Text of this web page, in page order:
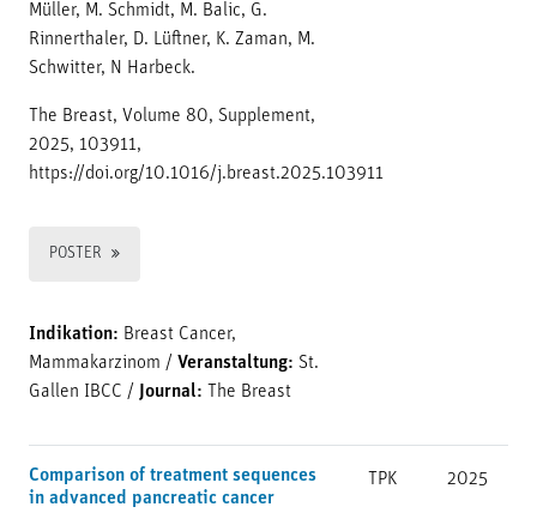
Müller, M. Schmidt, M. Balic, G.
Rinnerthaler, D. Lüftner, K. Zaman, M.
Schwitter, N Harbeck.
The Breast, Volume 80, Supplement,
2025, 103911,
https://doi.org/10.1016/j.breast.2025.103911
POSTER
Indikation: Breast Cancer,
Mammakarzinom / Veranstaltung: St.
Gallen IBCC / Journal: The Breast
Comparison of treatment sequences
in advanced pancreatic cancer
TPK 2025